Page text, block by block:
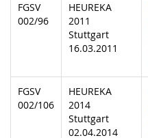
FGSV
002/96
HEUREKA
2011
Stuttgart
16.03.2011
FGSV
002/106
HEUREKA
2014
Stuttgart
02.04.2014